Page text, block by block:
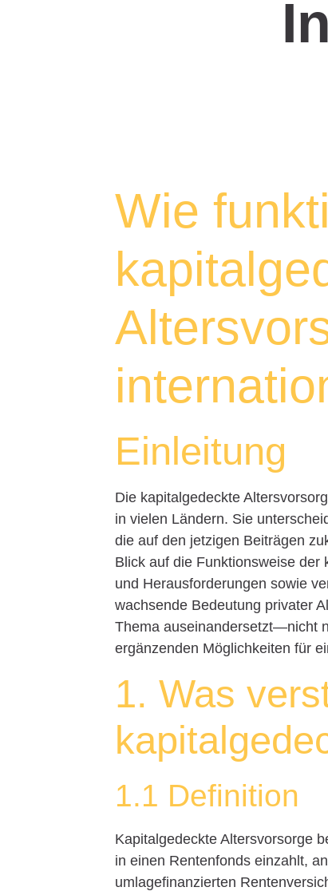
Wie
Einleitung
Die kapitalgedeckte
in vielen Ländern. Sie
die auf den jetzigen Beiträgen
Blick auf die Funktionsweise der
und Herausforderungen sowie
wachsende Bedeutung privater
Thema auseinandersetzt—nicht
ergänzenden Möglichkeiten für
1. Was
1.1 Definition
Kapitalgedeckte Altersvorsorge
in einen Rentenfonds einzahlt,
umlagefinanzierten